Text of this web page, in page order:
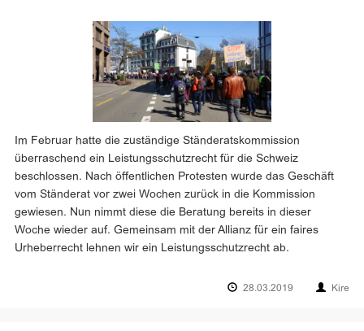
Im Februar hatte die zuständige Ständeratskommission
überraschend ein Leistungsschutzrecht für die Schweiz
beschlossen. Nach öffentlichen Protesten wurde das Geschäft
vom Ständerat vor zwei Wochen zurück in die Kommission
gewiesen. Nun nimmt diese die Beratung bereits in dieser
Woche wieder auf. Gemeinsam mit der Allianz für ein faires
Urheberrecht lehnen wir ein Leistungsschutzrecht ab.
28.03.2019 Kire